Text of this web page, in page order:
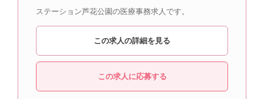
ステーション芦花公園の医療事務求人です。
この求人の詳細を見る
この求人に応募する